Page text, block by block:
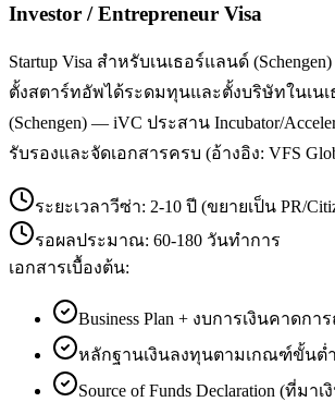
Investor / Entrepreneur Visa
Startup Visa สำหรับเนเธอร์แลนด์
ตั้งสตาร์ทอัพได้ระดมทุนและตั้งบริษัทในเน
(Schengen) — iVC ประสาน Incubator/
รับรองและจัดเอกสารครบ (อ้างอิง: VFS
ระยะเวลาวีซ่า: 2-10 ปี (ขยายเป็น PR/
รอผลประมาณ: 60-180 วันทำการ
เอกสารเบื้องต้น:
Business Plan + งบการเงินคาดกา
หลักฐานเงินลงทุนตามเกณฑ์ขั้นต่
Source of Funds Declaration (ที่มา